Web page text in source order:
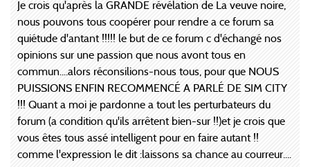
Je crois qu'après la GRANDE révélation de La veuve noire,
nous pouvons tous coopérer pour rendre a ce forum sa
quiétude d'antant !!!!! le but de ce forum c d'échangé nos
opinions sur une passion que nous avont tous en
commun....alors réconsilions-nous tous, pour que NOUS
PUISSIONS ENFIN RECOMMENCÉ A PARLÉ DE SIM CITY
!!! Quant a moi je pardonne a tout les perturbateurs du
forum (a condition qu'ils arrêtent bien-sur !!)et je crois que
vous êtes tous assé intelligent pour en faire autant !!
comme l'expression le dit :laissons sa chance au courreur....